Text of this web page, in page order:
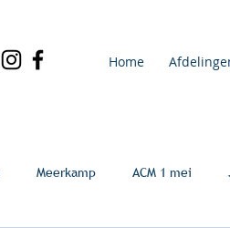
Home
Meerkamp ACM 1 mei